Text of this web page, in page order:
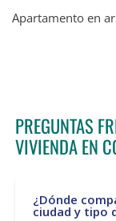
Apartamento en
PREGUNTAS
VIVIENDA EN
¿Dónde
ciudad y tipo